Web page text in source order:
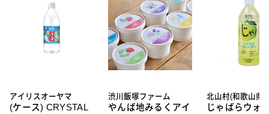
アイリスオーヤマ
(ケース) CRYSTAL
渋川飯塚ファーム
やんば地みるくアイ
北山村(和歌山県)
じゃばらウォ